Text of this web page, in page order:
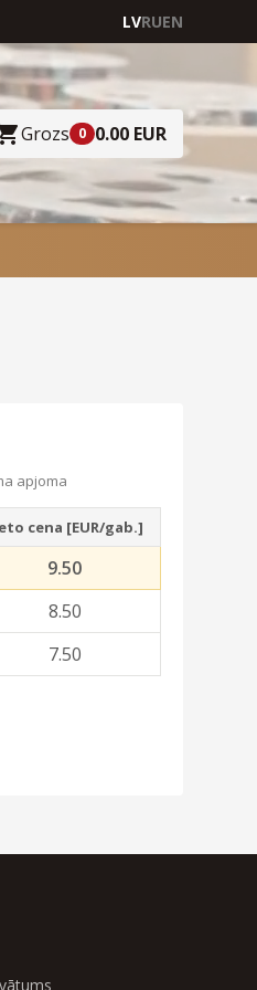
LVRUEN
Grozs 0 0.00 EUR
apjoma
cena [EUR/gab.]
9.50
8.50
7.50